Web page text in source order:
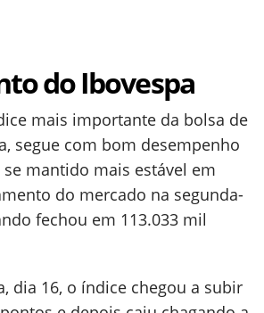
do Ibovespa
mais importante da bolsa de
segue com bom desempenho
mantido mais estável em
do mercado na segunda-
fechou em 113.033 mil
dia 16, o índice chegou a subir